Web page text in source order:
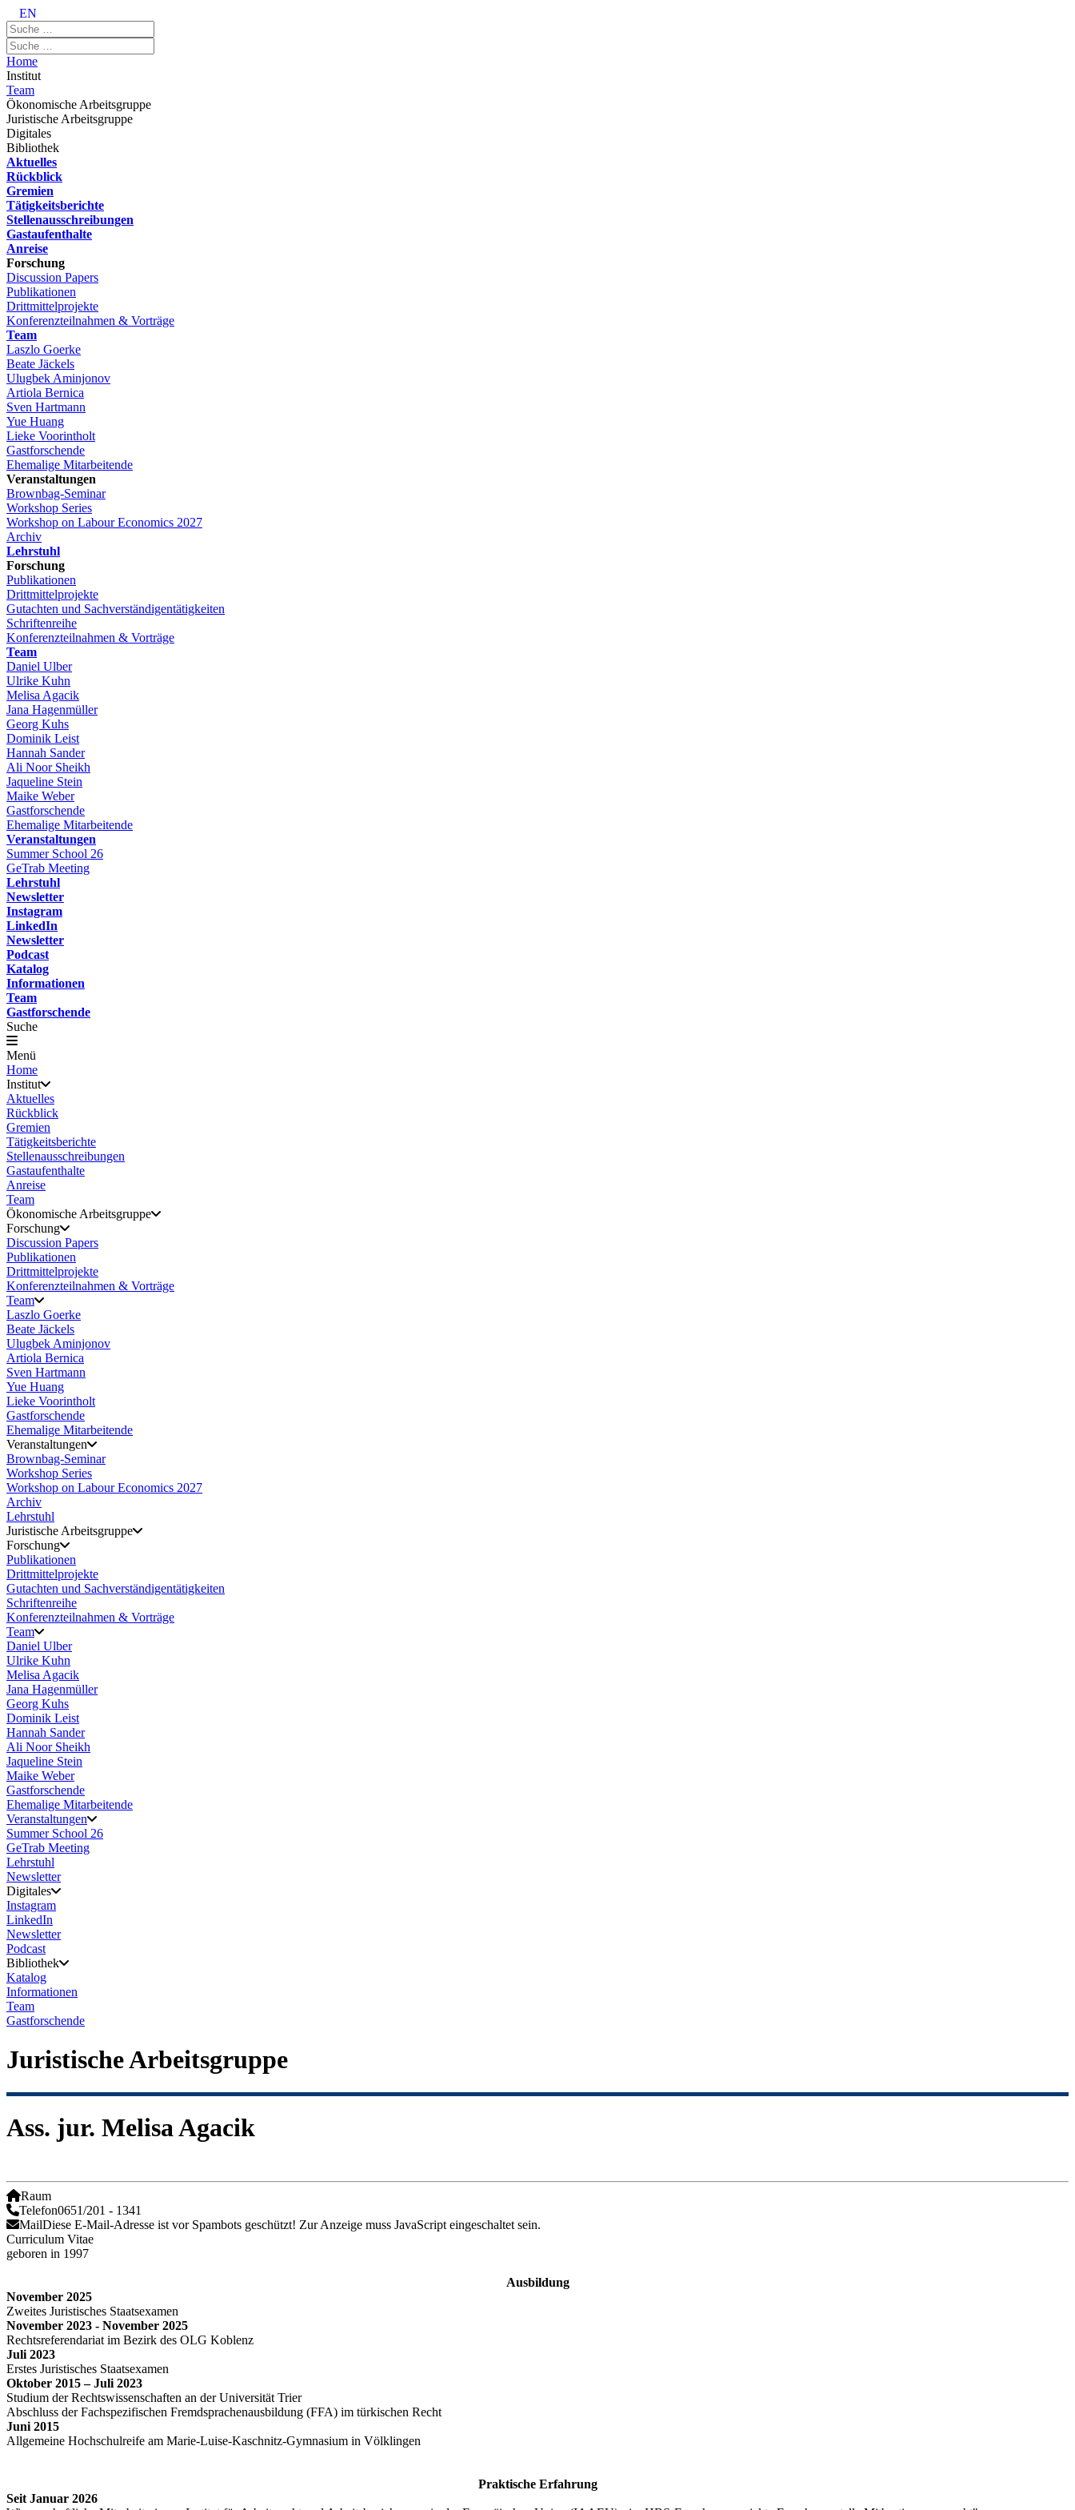
EN
Home
Institut
Team
Ökonomische Arbeitsgruppe
Juristische Arbeitsgruppe
Digitales
Bibliothek
Aktuelles
Rückblick
Gremien
Tätigkeitsberichte
Stellenausschreibungen
Gastaufenthalte
Anreise
Forschung
Discussion Papers
Publikationen
Drittmittelprojekte
Konferenzteilnahmen & Vorträge
Team
Laszlo Goerke
Beate Jäckels
Ulugbek Aminjonov
Artiola Bernica
Sven Hartmann
Yue Huang
Lieke Voorintholt
Gastforschende
Ehemalige Mitarbeitende
Veranstaltungen
Brownbag-Seminar
Workshop Series
Workshop on Labour Economics 2027
Archiv
Lehrstuhl
Forschung
Publikationen
Drittmittelprojekte
Gutachten und Sachverständigentätigkeiten
Schriftenreihe
Konferenzteilnahmen & Vorträge
Team
Daniel Ulber
Ulrike Kuhn
Melisa Agacik
Jana Hagenmüller
Georg Kuhs
Dominik Leist
Hannah Sander
Ali Noor Sheikh
Jaqueline Stein
Maike Weber
Gastforschende
Ehemalige Mitarbeitende
Veranstaltungen
Summer School 26
GeTrab Meeting
Lehrstuhl
Newsletter
Instagram
LinkedIn
Newsletter
Podcast
Katalog
Informationen
Team
Gastforschende
Suche
Menü
Home
Institut
Aktuelles
Rückblick
Gremien
Tätigkeitsberichte
Stellenausschreibungen
Gastaufenthalte
Anreise
Team
Ökonomische Arbeitsgruppe
Forschung
Discussion Papers
Publikationen
Drittmittelprojekte
Konferenzteilnahmen & Vorträge
Team
Laszlo Goerke
Beate Jäckels
Ulugbek Aminjonov
Artiola Bernica
Sven Hartmann
Yue Huang
Lieke Voorintholt
Gastforschende
Ehemalige Mitarbeitende
Veranstaltungen
Brownbag-Seminar
Workshop Series
Workshop on Labour Economics 2027
Archiv
Lehrstuhl
Juristische Arbeitsgruppe
Forschung
Publikationen
Drittmittelprojekte
Gutachten und Sachverständigentätigkeiten
Schriftenreihe
Konferenzteilnahmen & Vorträge
Team
Daniel Ulber
Ulrike Kuhn
Melisa Agacik
Jana Hagenmüller
Georg Kuhs
Dominik Leist
Hannah Sander
Ali Noor Sheikh
Jaqueline Stein
Maike Weber
Gastforschende
Ehemalige Mitarbeitende
Veranstaltungen
Summer School 26
GeTrab Meeting
Lehrstuhl
Newsletter
Digitales
Instagram
LinkedIn
Newsletter
Podcast
Bibliothek
Katalog
Informationen
Team
Gastforschende
Juristische Arbeitsgruppe
Ass. jur. Melisa Agacik
Raum
Telefon0651/201 - 1341
MailDiese E-Mail-Adresse ist vor Spambots geschützt! Zur Anzeige muss JavaScript eingeschaltet sein.
Curriculum Vitae
geboren in 1997
Ausbildung
November 2025
Zweites Juristisches Staatsexamen
November 2023 - November 2025
Rechtsreferendariat im Bezirk des OLG Koblenz
Juli 2023
Erstes Juristisches Staatsexamen
Oktober 2015 – Juli 2023
Studium der Rechtswissenschaften an der Universität Trier
Abschluss der Fachspezifischen Fremdsprachenausbildung (FFA) im türkischen Recht
Juni 2015
Allgemeine Hochschulreife am Marie-Luise-Kaschnitz-Gymnasium in Völklingen
Praktische Erfahrung
Seit Januar 2026